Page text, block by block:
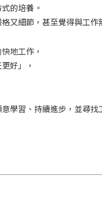
的培養。
又細節，甚至覺得與工作
地工作，
好」，
學習、持續進步，並尋找